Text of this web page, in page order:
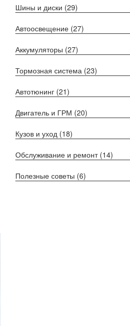
Шины и диски (29)
Автоосвещение (27)
Аккумуляторы (27)
Тормозная система (23)
Автотюнинг (21)
Двигатель и ГРМ (20)
Кузов и уход (18)
Обслуживание и ремонт (14)
Полезные советы (6)